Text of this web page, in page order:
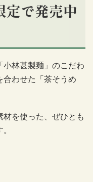
定で発売中
小林甚製麺」のこだわ
合わせた「茶そうめ
を使った、ぜひとも